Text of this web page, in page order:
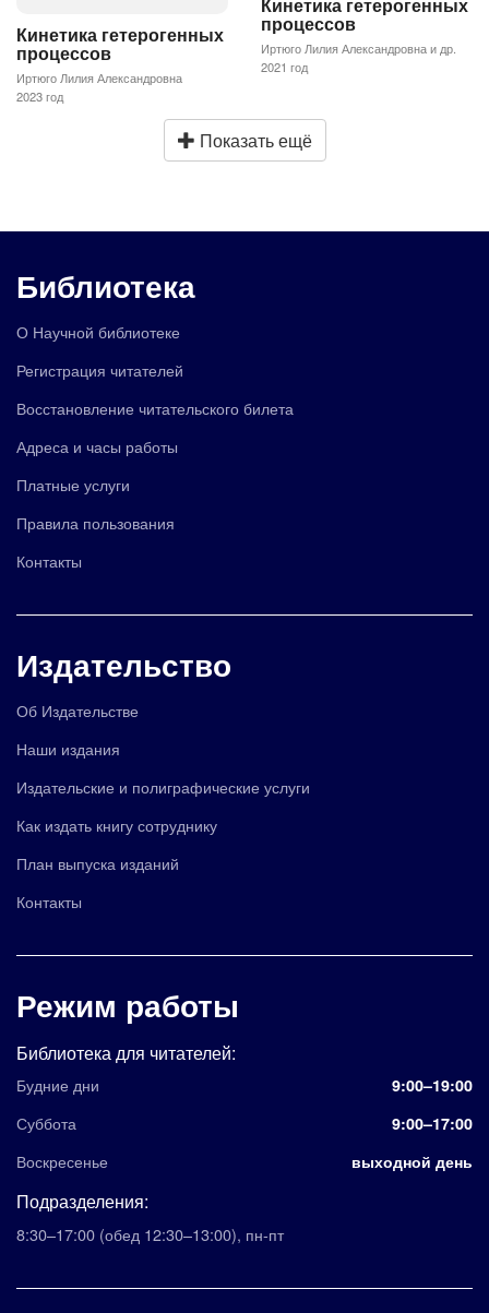
Кинетика гетерогенных
процессов
Иртюго Лилия Александровна
2023 год
Кинетика гетерогенных
процессов
Иртюго Лилия Александровна и др.
2021 год
Показать ещё
Библиотека
О Научной библиотеке
Регистрация читателей
Восстановление читательского билета
Адреса и часы работы
Платные услуги
Правила пользования
Контакты
Издательство
Об Издательстве
Наши издания
Издательские и полиграфические услуги
Как издать книгу сотруднику
План выпуска изданий
Контакты
Режим работы
Библиотека для читателей:
Будние дни 9:00–19:00
Суббота 9:00–17:00
Воскресенье выходной день
Подразделения:
8:30–17:00 (обед 12:30–13:00), пн-пт